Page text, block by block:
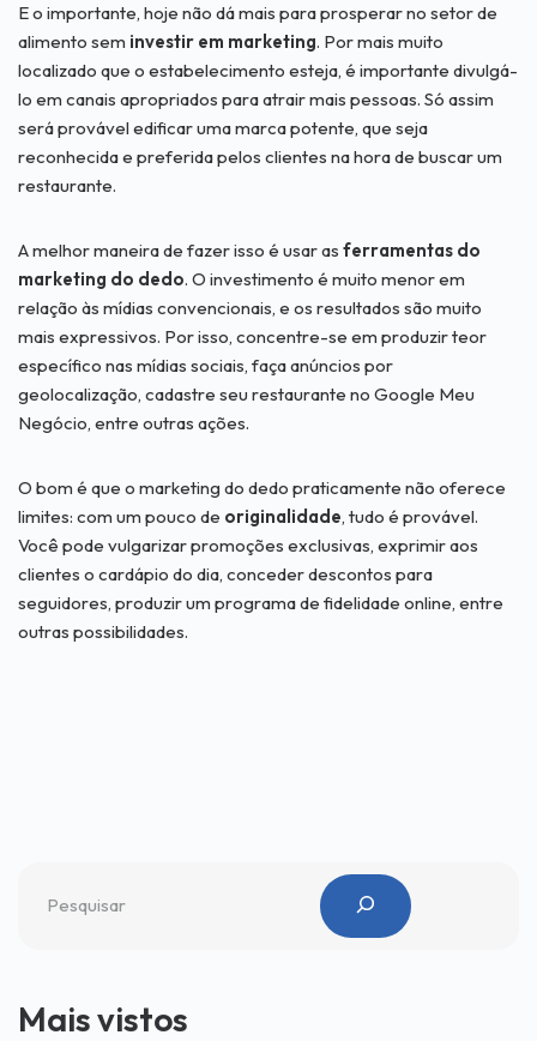
E o importante, hoje não dá mais para prosperar no setor de
alimento sem investir em marketing. Por mais muito
localizado que o estabelecimento esteja, é importante divulgá-
lo em canais apropriados para atrair mais pessoas. Só assim
será provável edificar uma marca potente, que seja
reconhecida e preferida pelos clientes na hora de buscar um
restaurante.
A melhor maneira de fazer isso é usar as ferramentas do
marketing do dedo. O investimento é muito menor em
relação às mídias convencionais, e os resultados são muito
mais expressivos. Por isso, concentre-se em produzir teor
específico nas mídias sociais, faça anúncios por
geolocalização, cadastre seu restaurante no Google Meu
Negócio, entre outras ações.
O bom é que o marketing do dedo praticamente não oferece
limites: com um pouco de originalidade, tudo é provável.
Você pode vulgarizar promoções exclusivas, exprimir aos
clientes o cardápio do dia, conceder descontos para
seguidores, produzir um programa de fidelidade online, entre
outras possibilidades.
Mais vistos